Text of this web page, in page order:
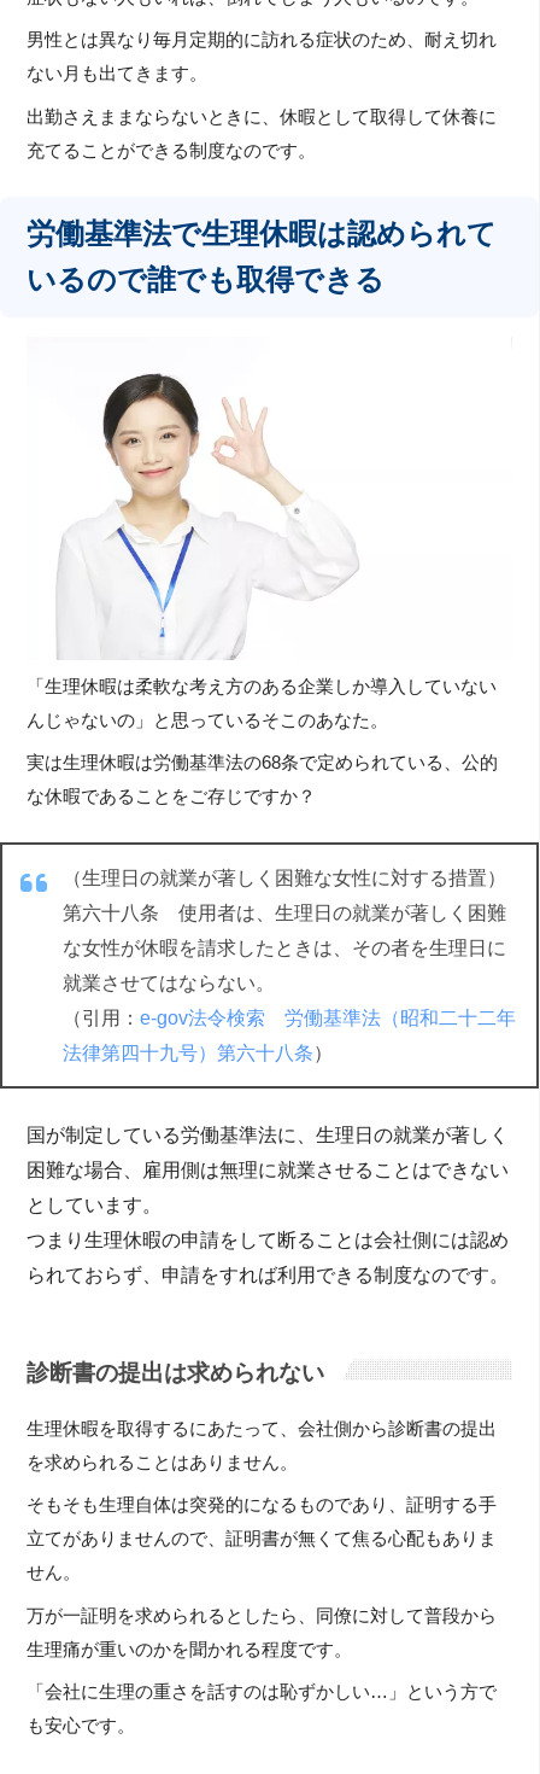
男性とは異なり毎月定期的に訪れる症状のため、耐え切れ
ない月も出てきます。
出勤さえままならないときに、休暇として取得して休養に
充てることができる制度なのです。
労働基準法で生理休暇は認められて
いるので誰でも取得できる
「生理休暇は柔軟な考え方のある企業しか導入していない
んじゃないの」と思っているそこのあなた。
実は生理休暇は労働基準法の68条で定められている、公的
な休暇であることをご存じですか？
（生理日の就業が著しく困難な女性に対する措置）
第六十八条 使用者は、生理日の就業が著しく困難
な女性が休暇を請求したときは、その者を生理日に
就業させてはならない。
（引用： e-gov法令検索 労働基準法（昭和二十二年
法律第四十九号）第六十八条）
国が制定している労働基準法に、生理日の就業が著しく
困難な場合、雇用側は無理に就業させることはできない
としています。
つまり生理休暇の申請をして断ることは会社側には認め
られておらず、申請をすれば利用できる制度なのです。
診断書の提出は求められない
生理休暇を取得するにあたって、会社側から診断書の提出
を求められることはありません。
そもそも生理自体は突発的になるものであり、証明する手
立てがありませんので、証明書が無くて焦る心配もありま
せん。
万が一証明を求められるとしたら、同僚に対して普段から
生理痛が重いのかを聞かれる程度です。
「会社に生理の重さを話すのは恥ずかしい…」という方で
も安心です。